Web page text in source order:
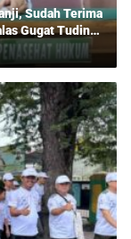
Sudah Terima
Gugat Tuding